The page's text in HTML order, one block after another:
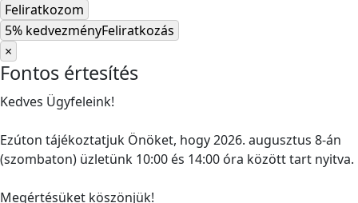
Feliratkozom
5% kedvezményFeliratkozás
×
Fontos értesítés
Kedves Ügyfeleink!
Ezúton tájékoztatjuk Önöket, hogy 2026. augusztus 8-án
(szombaton) üzletünk 10:00 és 14:00 óra között tart nyitva.
Megértésüket köszönjük!